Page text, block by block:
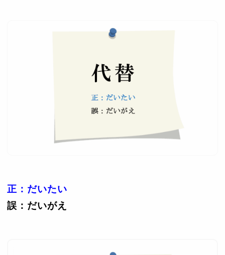
正：だいたい
誤：だいがえ